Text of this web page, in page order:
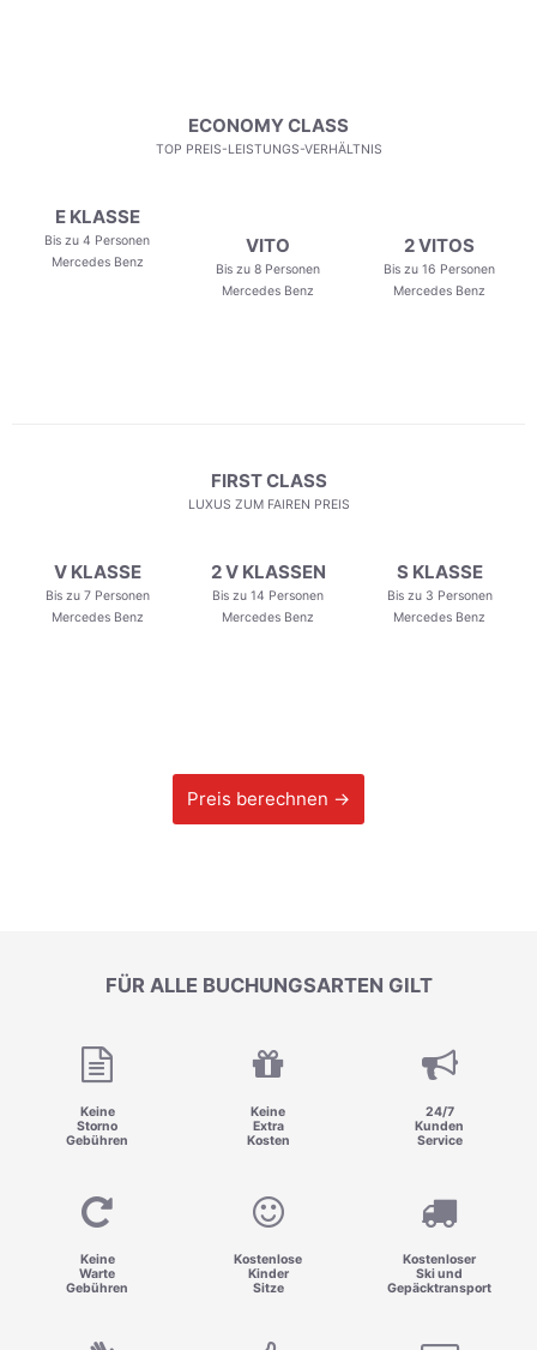
ECONOMY CLASS
TOP PREIS-LEISTUNGS-VERHÄLTNIS
E KLASSE
Bis zu 4 Personen
Mercedes Benz
VITO
Bis zu 8 Personen
Mercedes Benz
2 VITOS
Bis zu 16 Personen
Mercedes Benz
FIRST CLASS
LUXUS ZUM FAIREN PREIS
V KLASSE
Bis zu 7 Personen
Mercedes Benz
2 V KLASSEN
Bis zu 14 Personen
Mercedes Benz
S KLASSE
Bis zu 3 Personen
Mercedes Benz
Preis berechnen →
FÜR ALLE BUCHUNGSARTEN GILT
Keine
Storno
Gebühren
Keine
Extra
Kosten
24/7
Kunden
Service
Keine
Warte
Gebühren
Kostenlose
Kinder
Sitze
Kostenloser
Ski und
Gepäcktransport